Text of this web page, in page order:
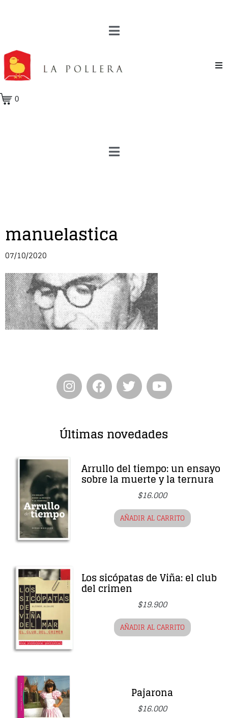
0
manuelastica
07/10/2020
Últimas novedades
Arrullo del tiempo: un ensayo
sobre la muerte y la ternura
$16.000
AÑADIR AL CARRITO
Los sicópatas de Viña: el club
del crimen
$19.900
AÑADIR AL CARRITO
Pajarona
$16.000